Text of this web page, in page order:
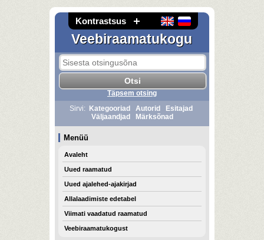
Kontrastsus
Veebiraamatukogu
Täpsem otsing
Sirvi:
Kategooriad Autorid
Esitajad
Väljaandjad
Märksõnad
Menüü
Avaleht
Uued raamatud
Uued ajalehed-ajakirjad
Allalaadimiste edetabel
Viimati vaadatud raamatud
Veebiraamatukogust